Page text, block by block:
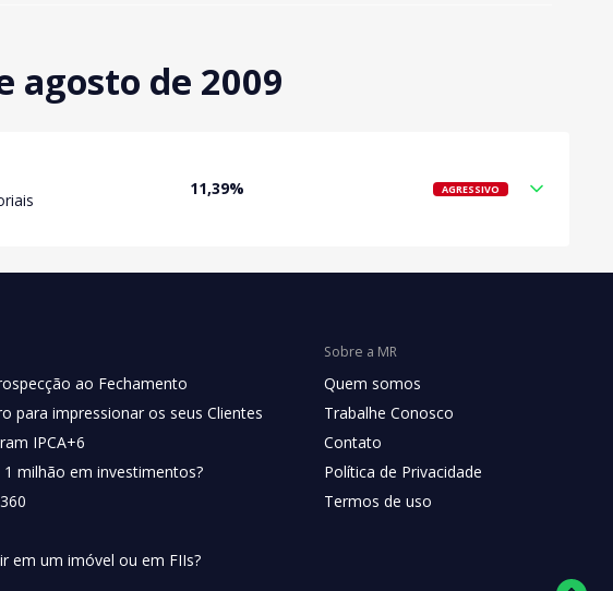
agosto de 2009
11,39% AGRESSIVO
ao Fechamento
para impressionar os seus Clientes
IPCA+6
milhão em investimentos?
em um imóvel ou em FIIs?
Sobre a MR
Quem somos
Trabalhe Conosco
Contato
Política de Privacidade
Termos de uso